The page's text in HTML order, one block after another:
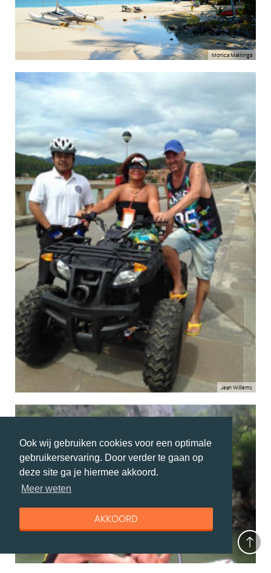
Ook wij gebruiken cookies voor een optimale
gebruikerservaring. Door verder te gaan op
deze site ga je hiermee akkoord.
Meer weten
AKKOORD
Monica Makkinga
Jean Willems